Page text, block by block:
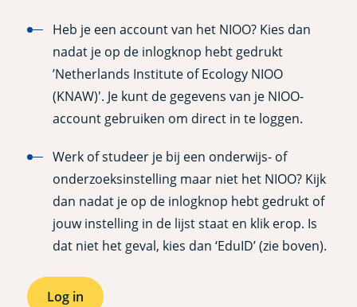
Heb je een account van het NIOO? Kies dan
nadat je op de inlogknop hebt gedrukt
’Netherlands Institute of Ecology NIOO
(KNAW)'. Je kunt de gegevens van je NIOO-
account gebruiken om direct in te loggen.
Werk of studeer je bij een onderwijs- of
onderzoeksinstelling maar niet het NIOO? Kijk
dan nadat je op de inlogknop hebt gedrukt of
jouw instelling in de lijst staat en klik erop. Is
dat niet het geval, kies dan ‘EduID’ (zie boven).
Log in